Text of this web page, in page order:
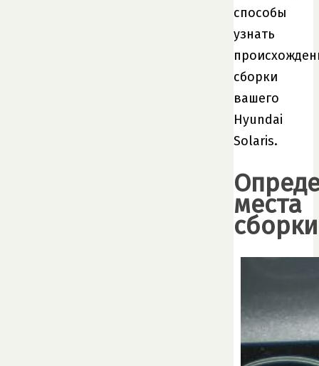
способы
узнать
сборки
вашего
Hyundai
Solaris.
места
сборки